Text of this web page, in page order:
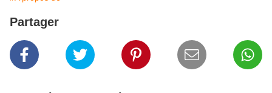
Partager